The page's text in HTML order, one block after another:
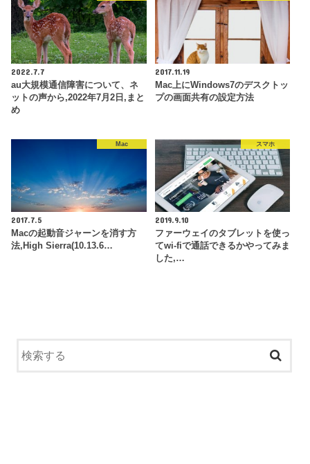
2022.7.7
au大規模通信障害について、ネ
ットの声から,2022年7月2日,まと
め
2017.11.19
Mac上にWindows7のデスクトッ
プの画面共有の設定方法
Mac
2017.7.5
Macの起動音ジャーンを消す方
法,High Sierra(10.13.6…
スマホ
2019.9.10
ファーウェイのタブレットを使っ
てwi-fiで通話できるかやってみま
した,…